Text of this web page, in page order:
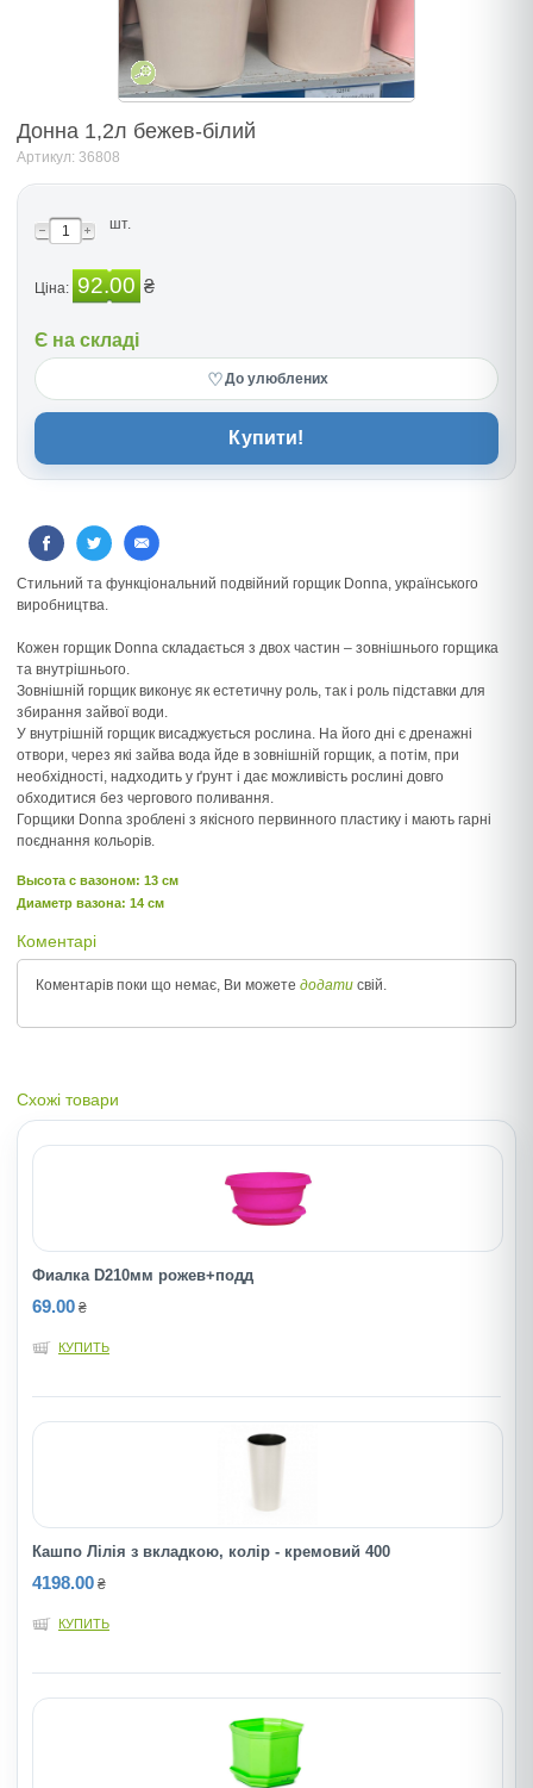
Донна 1,2л бежев-бiлий
Артикул: 36808
шт.
Ціна: 92.00 ₴
Є на складі
♡До улюблених
Купити!
Стильний та функціональний подвійний горщик Donna, українського
виробництва.
Кожен горщик Donna складається з двох частин – зовнішнього горщика
та внутрішнього.
Зовнішній горщик виконує як естетичну роль, так і роль підставки для
збирання зайвої води.
У внутрішній горщик висаджується рослина. На його дні є дренажні
отвори, через які зайва вода йде в зовнішній горщик, а потім, при
необхідності, надходить у ґрунт і дає можливість рослині довго
обходитися без чергового поливання.
Горщики Donna зроблені з якісного первинного пластику і мають гарні
поєднання кольорів.
Высота c вазоном: 13 см
Диаметр вазона: 14 см
Коментарі
Коментарів поки що немає, Ви можете додати свій.
Схожі товари
Фиалка D210мм рожев+подд
69.00 ₴
КУПИТЬ
Кашпо Лілія з вкладкою, колір - кремовий 400
4198.00 ₴
КУПИТЬ